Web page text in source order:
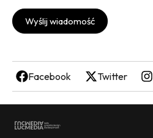
Wyślij wiadomość
Facebook Twitter